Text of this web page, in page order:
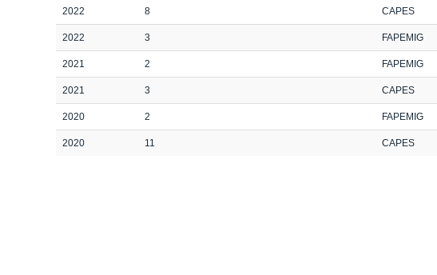
2022 8 CAPES
2022 3 FAPEMIG
2021 2 FAPEMIG
2021 3 CAPES
2020 2 FAPEMIG
2020 11 CAPES